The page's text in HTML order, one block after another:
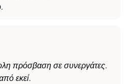
πρόσβαση σε συνεργάτες.
εκεί.